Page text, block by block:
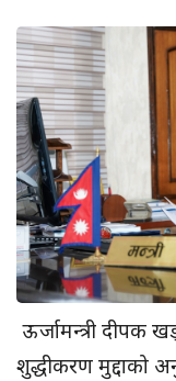
ऊर्जामन्त्री दीपक
शुद्धीकरण मुद्दाको